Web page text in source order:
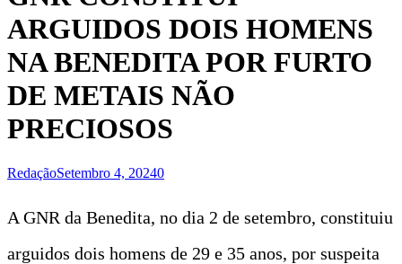
ARGUIDOS DOIS HOMENS
NA BENEDITA POR FURTO
DE METAIS NÃO
PRECIOSOS
RedaçãoSetembro 4, 20240
A GNR da Benedita, no dia 2 de setembro, constituiu
arguidos dois homens de 29 e 35 anos, por suspeita